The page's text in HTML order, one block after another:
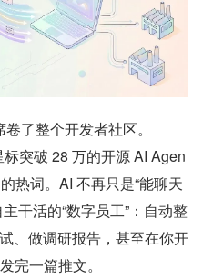
了整个开发者社区。
突破 28 万的开源 AI Agen
热词。AI 不再只是“能聊天
干活的“数字员工”：自动整
、做调研报告，甚至在你开
完一篇推文。